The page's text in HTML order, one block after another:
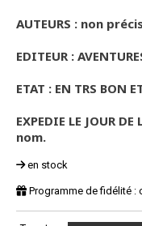
AUTEURS : non
EDITEUR :
ETAT : EN TRS BON
EXPEDIE LE JOUR
nom.
en stock
Programme de fidélité :